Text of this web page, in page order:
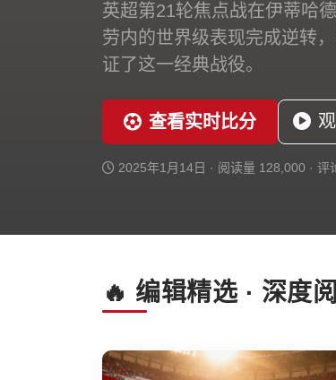
英超第21轮焦点战在伊蒂哈
劳内的世界级表现完成逆转
证了这一经典战役。
查看实时比分
2025年1月14日 · 阅读量 128,000 · 评
🔥 编辑精选 · 深度